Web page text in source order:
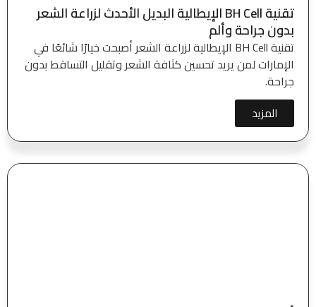
تقنية BH Cell الإيطالية البديل الأحدث لزراعة الشعر
بدون جراحة وألم
تقنية BH Cell الإيطالية لزراعة الشعر أصبحت خيارًا شائعًا في
الإمارات لمن يريد تحسين كثافة الشعر وتقليل التساقط بدون
جراحة.
المزيد